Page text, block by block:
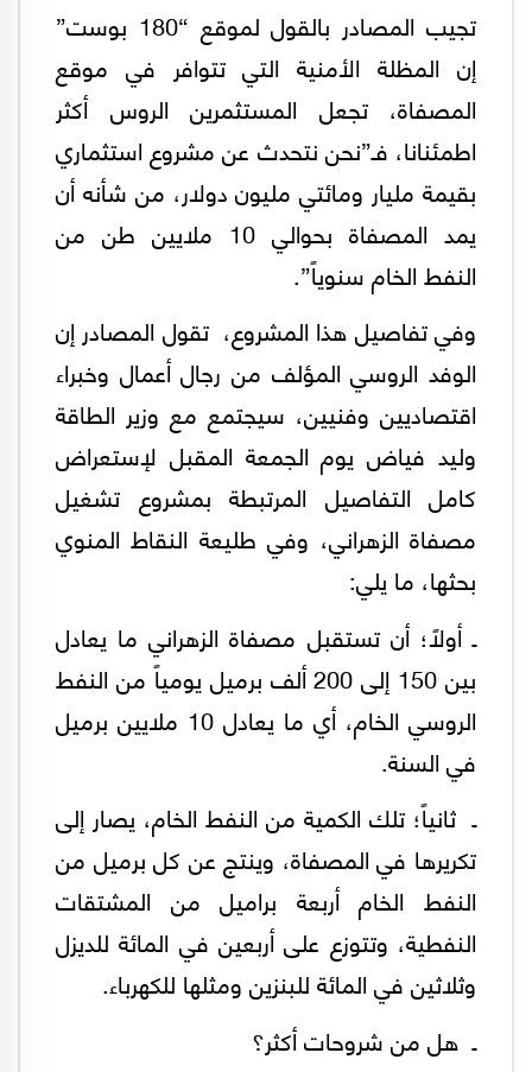
تجيب المصادر بالقول لموقع “180 بوست”
إن المظلة الأمنية التي تتوافر في موقع
المصفاة، تجعل المستثمرين الروس أكثر
اطمئنانا، فـ”نحن نتحدث عن مشروع استثماري
بقيمة مليار ومائتي مليون دولار، من شأنه أن
يمد المصفاة بحوالي 10 ملايين طن من
النفط الخام سنوياً”.
وفي تفاصيل هذا المشروع، تقول المصادر إن
الوفد الروسي المؤلف من رجال أعمال وخبراء
اقتصاديين وفنيين، سيجتمع مع وزير الطاقة
وليد فياض يوم الجمعة المقبل لإستعراض
كامل التفاصيل المرتبطة بمشروع تشغيل
مصفاة الزهراني، وفي طليعة النقاط المنوي
بحثها، ما يلي:
ـ أولاً؛ أن تستقبل مصفاة الزهراني ما يعادل
بين 150 إلى 200 ألف برميل يومياً من النفط
الروسي الخام، أي ما يعادل 10 ملايين برميل
في السنة.
ـ ثانياً؛ تلك الكمية من النفط الخام، يصار إلى
تكريرها في المصفاة، وينتج عن كل برميل من
النفط الخام أربعة براميل من المشتقات
النفطية، وتتوزع على أربعين في المائة للديزل
وثلاثين في المائة للبنزين ومثلها للكهرباء.
ـ هل من شروحات أكثر؟